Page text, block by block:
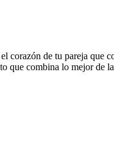
corazón de tu pareja
que combina lo mejor de